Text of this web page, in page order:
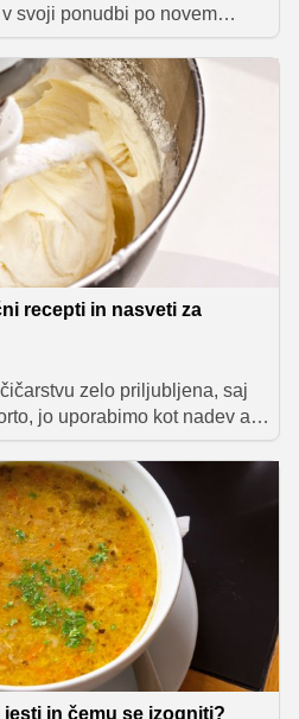
svoji ponudbi po novem
mesom.
recepti in nasveti za
zelo priljubljena, saj
jo uporabimo kot nadev ali
kolačke in najrazličnejše
in puhasta tekstura, ki jo
mešanjem masla z ostalimi
bomo s tremi najbolj
ki se uporabljajo v
tudi nekaj uporabnih
in čemu se izogniti?